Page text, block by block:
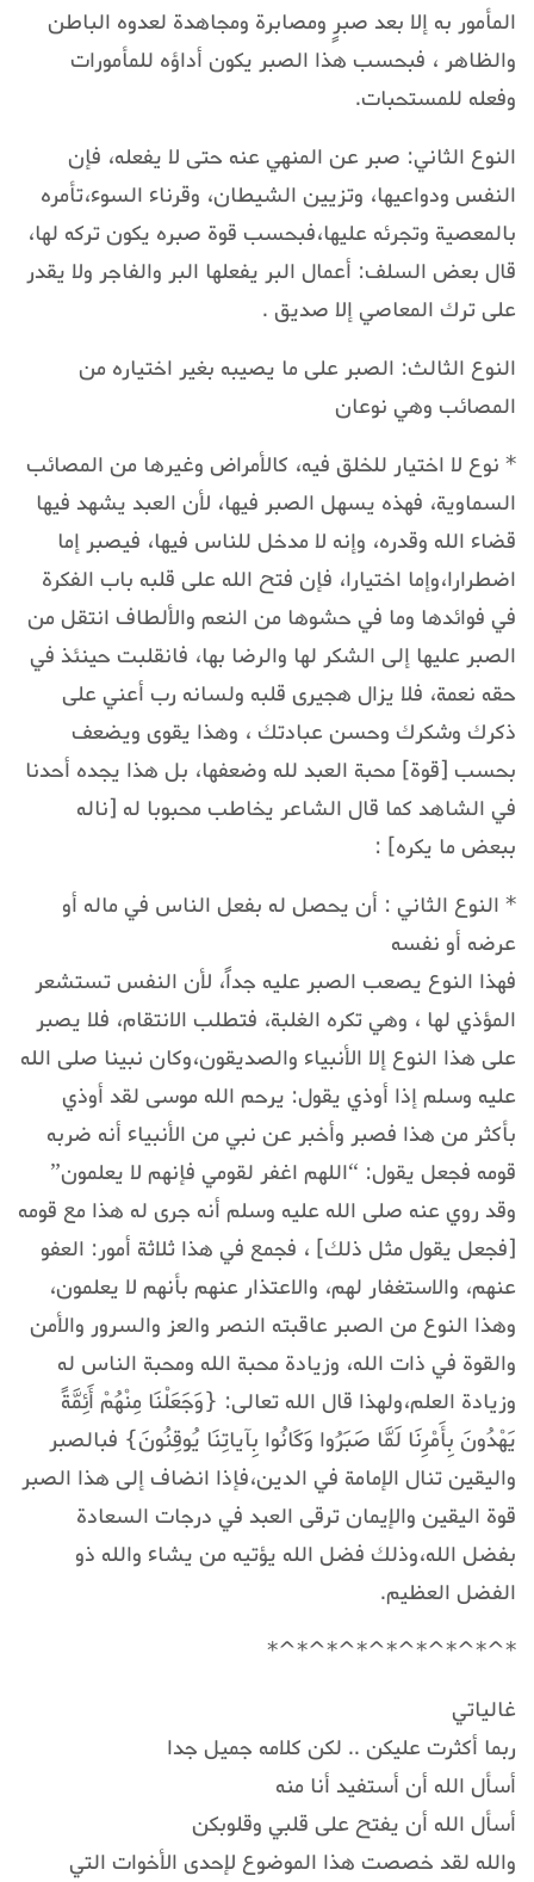
المأمور به إلا بعد صبرٍ ومصابرة ومجاهدة لعدوه الباطن
والظاهر ، فبحسب هذا الصبر يكون أداؤه للمأمورات
وفعله للمستحبات.
النوع الثاني: صبر عن المنهي عنه حتى لا يفعله، فإن
النفس ودواعيها، وتزيين الشيطان، وقرناء السوء،تأمره
بالمعصية وتجرئه عليها،فبحسب قوة صبره يكون تركه لها،
قال بعض السلف: أعمال البر يفعلها البر والفاجر ولا يقدر
على ترك المعاصي إلا صديق .
النوع الثالث: الصبر على ما يصيبه بغير اختياره من
المصائب وهي نوعان
* نوع لا اختيار للخلق فيه، كالأمراض وغيرها من المصائب
السماوية، فهذه يسهل الصبر فيها، لأن العبد يشهد فيها
قضاء الله وقدره، وإنه لا مدخل للناس فيها، فيصبر إما
اضطرارا،وإما اختيارا، فإن فتح الله على قلبه باب الفكرة
في فوائدها وما في حشوها من النعم والألطاف انتقل من
الصبر عليها إلى الشكر لها والرضا بها، فانقلبت حينئذ في
حقه نعمة، فلا يزال هجيرى قلبه ولسانه رب أعني على
ذكرك وشكرك وحسن عبادتك ، وهذا يقوى ويضعف
بحسب [قوة] محبة العبد لله وضعفها، بل هذا يجده أحدنا
في الشاهد كما قال الشاعر يخاطب محبوبا له [ناله
ببعض ما يكره] :
* النوع الثاني : أن يحصل له بفعل الناس في ماله أو
عرضه أو نفسه
فهذا النوع يصعب الصبر عليه جداً، لأن النفس تستشعر
المؤذي لها ، وهي تكره الغلبة، فتطلب الانتقام، فلا يصبر
على هذا النوع إلا الأنبياء والصديقون،وكان نبينا صلى الله
عليه وسلم إذا أوذي يقول: يرحم الله موسى لقد أوذي
بأكثر من هذا فصبر وأخبر عن نبي من الأنبياء أنه ضربه
قومه فجعل يقول: “اللهم اغفر لقومي فإنهم لا يعلمون”
وقد روي عنه صلى الله عليه وسلم أنه جرى له هذا مع قومه
[فجعل يقول مثل ذلك] ، فجمع في هذا ثلاثة أمور: العفو
عنهم، والاستغفار لهم، والاعتذار عنهم بأنهم لا يعلمون،
وهذا النوع من الصبر عاقبته النصر والعز والسرور والأمن
والقوة في ذات الله، وزيادة محبة الله ومحبة الناس له
وزيادة العلم،ولهذا قال الله تعالى: {وَجَعَلْنَا مِنْهُمْ أَئِمَّةً
يَهْدُونَ بِأَمْرِنَا لَمَّا صَبَرُوا وَكَانُوا بِآياتِنَا يُوقِنُونَ} فبالصبر
واليقين تنال الإمامة في الدين،فإذا انضاف إلى هذا الصبر
قوة اليقين والإيمان ترقى العبد في درجات السعادة
بفضل الله،وذلك فضل الله يؤتيه من يشاء والله ذو
الفضل العظيم.
*^*^*^*^*^*^*^*^*
غالياتي
ربما أكثرت عليكن .. لكن كلامه جميل جدا
أسأل الله أن أستفيد أنا منه
أسأل الله أن يفتح على قلبي وقلوبكن
والله لقد خصصت هذا الموضوع لإحدى الأخوات التي